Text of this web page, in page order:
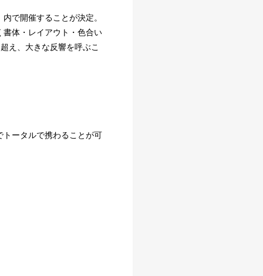
で開催することが決定。
体・レイアウト・色合い
え、大きな反響を呼ぶこ
ータルで携わることが可